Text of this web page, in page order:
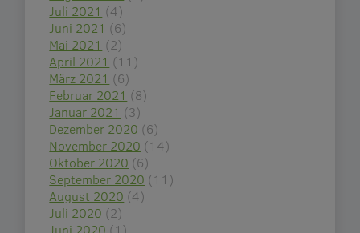
Juli 2021 (4)
Juni 2021 (6)
Mai 2021 (2)
April 2021 (11)
März 2021 (6)
Februar 2021 (8)
Januar 2021 (3)
Dezember 2020 (6)
November 2020 (14)
Oktober 2020 (6)
September 2020 (11)
August 2020 (4)
Juli 2020 (2)
Juni 2020 (1)